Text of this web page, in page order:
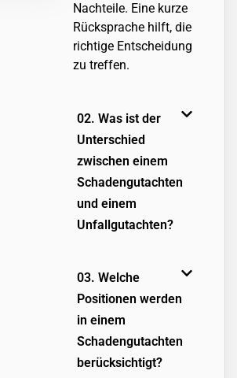
Nachteile. Eine kurze
Rücksprache hilft, die
richtige Entscheidung
zu treffen.
02. Was ist der
Unterschied
zwischen einem
Schadengutachten
und einem
Unfallgutachten?
03. Welche
Positionen werden
in einem
Schadengutachten
berücksichtigt?